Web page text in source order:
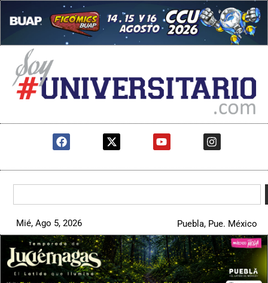
Mié, Ago 5, 2026 Puebla, Pue. México